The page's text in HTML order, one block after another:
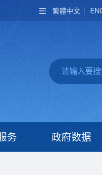
繁體中文
务 政府数据